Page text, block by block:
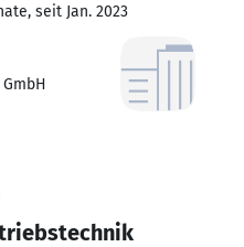
seit Jan. 2023